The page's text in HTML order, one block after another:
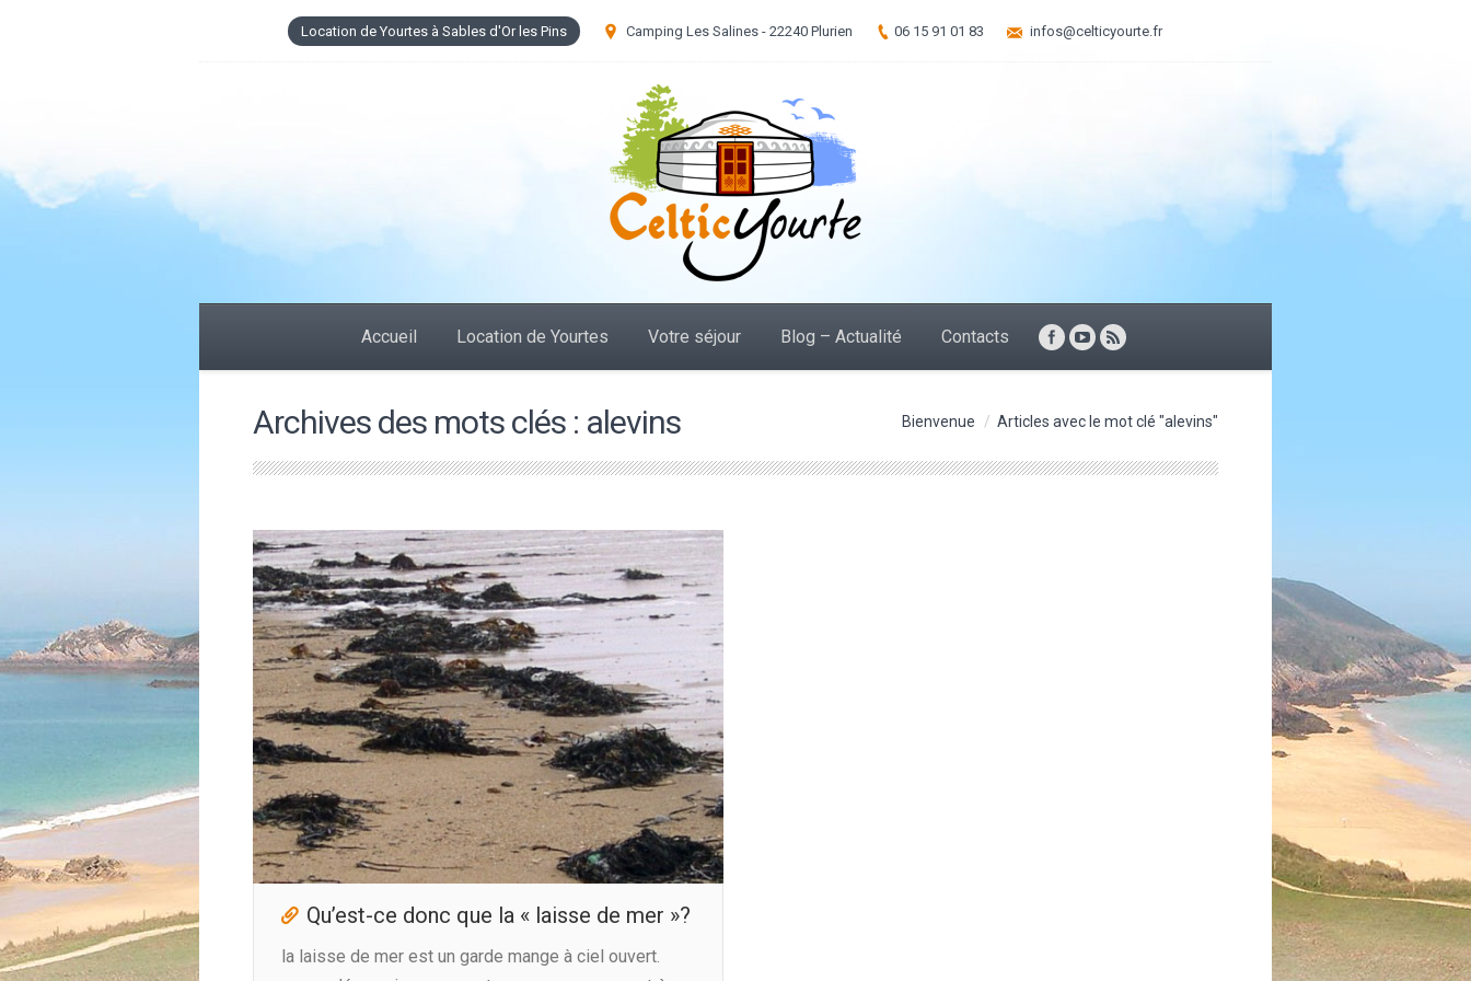
Location de Yourtes à Sables d'Or les Pins Camping Les Salines - 22240 Plurien 06 15 91 01 83 infos@celticyourte.fr
Accueil Location de Yourtes Votre séjour Blog – Actualité Contacts
Archives des mots clés : alevins Vous êtes ici :Bienvenue Articles avec le mot clé "alevins"
Qu’est-ce donc que la « laisse de mer »?
la laisse de mer est un garde mange à ciel ouvert.